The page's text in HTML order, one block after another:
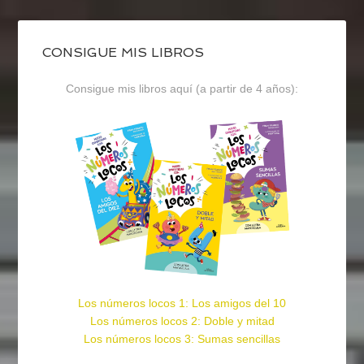
CONSIGUE MIS LIBROS
Consigue mis libros aquí (a partir de 4 años):
Los números locos 1: Los amigos del 10
Los números locos 2: Doble y mitad
Los números locos 3: Sumas sencillas